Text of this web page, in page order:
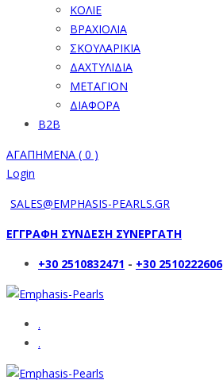
ΚΟΛΙΕ
ΒΡΑΧΙΟΛΙΑ
ΣΚΟΥΛΑΡΙΚΙΑ
ΔΑΧΤΥΛΙΔΙΑ
ΜΕΤΑΓΙΟΝ
ΔΙΑΦΟΡΑ
B2B
ΑΓΑΠΗΜΕΝΑ ( 0 )
Login
SALES@EMPHASIS-PEARLS.GR
ΕΓΓΡΑΦΗ ΣΥΝΔΕΣΗ ΣΥΝΕΡΓΑΤΗ
+30 2510832471 - +30 2510222606
.
.